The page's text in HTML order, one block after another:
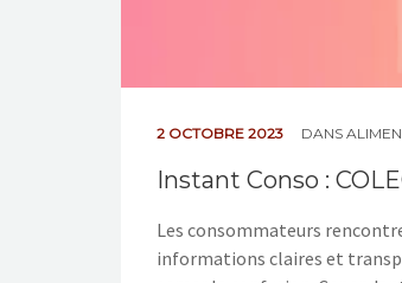
2 OCTOBRE 2023 DANS
Instant Conso :
Les consommateurs
informations claires et